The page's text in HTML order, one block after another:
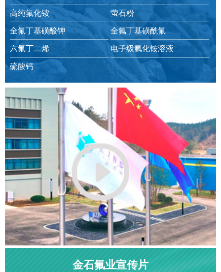
高纯氟化铵
萤石粉
全氟丁基磺酸钾
全氟丁基磺酰氟
六氟丁二烯
电子级氟化铵溶液
硫酸钙
金石氟业宣传片